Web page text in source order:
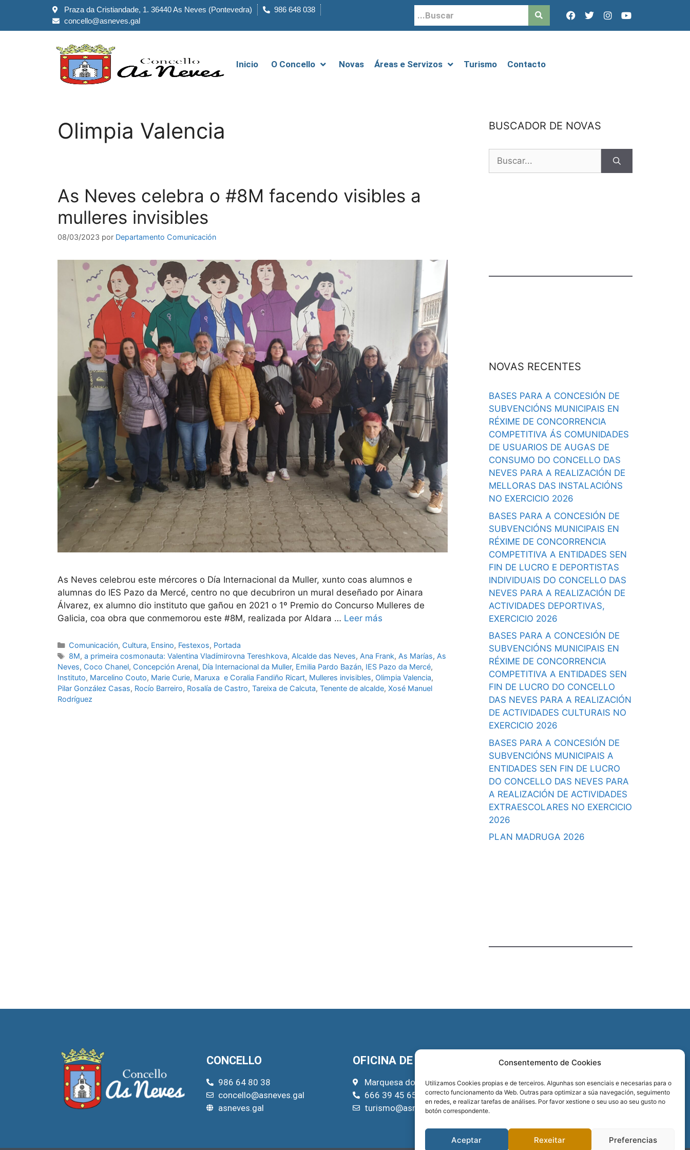
Consentemento de Cookies
Utilizamos Cookies propias e de terceiros. Algunhas son esenciais e necesarias para o
correcto funcionamento da Web. Outras para optimizar a súa navegación, seguimento
en redes, e realizar tarefas de análises. Por favor xestione o seu uso ao seu gusto no
botón correspondente.
Aceptar Rexeitar Preferencias
Praza da Cristiandade, 1. 36440 As Neves (Pontevedra)
986 648 038
concello@asneves.gal
Inicio O Concello Novas Áreas e Servizos Turismo Contacto
Olimpia Valencia
As Neves celebra o #8M facendo visibles a
mulleres invisibles
08/03/2023 por Departamento Comunicación
As Neves celebrou este mércores o Día Internacional da Muller, xunto coas alumnos e
alumnas do IES Pazo da Mercé, centro no que decubriron un mural deseñado por Ainara
Álvarez, ex alumno dio instituto que gañou en 2021 o 1º Premio do Concurso Mulleres de
Galicia, coa obra que conmemorou este #8M, realizada por Aldara … Leer más
Comunicación, Cultura, Ensino, Festexos, Portada
8M, a primeira cosmonauta: Valentina Vladímirovna Tereshkova, Alcalde das Neves, Ana Frank, As Marías, As
Neves, Coco Chanel, Concepción Arenal, Día Internacional da Muller, Emilia Pardo Bazán, IES Pazo da Mercé,
Instituto, Marcelino Couto, Marie Curie, Maruxa ​ e Coralia Fandiño Ricart, Mulleres invisibles, Olimpia Valencia,
Pilar González Casas, Rocío Barreiro, Rosalía de Castro, Tareixa de Calcuta, Tenente de alcalde, Xosé Manuel
Rodríguez
BUSCADOR DE NOVAS
NOVAS RECENTES
BASES PARA A CONCESIÓN DE
SUBVENCIÓNS MUNICIPAIS EN
RÉXIME DE CONCORRENCIA
COMPETITIVA ÁS COMUNIDADES
DE USUARIOS DE AUGAS DE
CONSUMO DO CONCELLO DAS
NEVES PARA A REALIZACIÓN DE
MELLORAS DAS INSTALACIÓNS
NO EXERCICIO 2026
BASES PARA A CONCESIÓN DE
SUBVENCIÓNS MUNICIPAIS EN
RÉXIME DE CONCORRENCIA
COMPETITIVA A ENTIDADES SEN
FIN DE LUCRO E DEPORTISTAS
INDIVIDUAIS DO CONCELLO DAS
NEVES PARA A REALIZACIÓN DE
ACTIVIDADES DEPORTIVAS,
EXERCICIO 2026
BASES PARA A CONCESIÓN DE
SUBVENCIÓNS MUNICIPAIS EN
RÉXIME DE CONCORRENCIA
COMPETITIVA A ENTIDADES SEN
FIN DE LUCRO DO CONCELLO
DAS NEVES PARA A REALIZACIÓN
DE ACTIVIDADES CULTURAIS NO
EXERCICIO 2026
BASES PARA A CONCESIÓN DE
SUBVENCIÓNS MUNICIPAIS A
ENTIDADES SEN FIN DE LUCRO
DO CONCELLO DAS NEVES PARA
A REALIZACIÓN DE ACTIVIDADES
EXTRAESCOLARES NO EXERCICIO
2026
PLAN MADRUGA 2026
CONCELLO
986 64 80 38
concello@asneves.gal
asneves.gal
OFICINA DE TURISMO
Marquesa do Pazo, 22
666 39 45 65
turismo@asneves.gal
REDES SOCIAIS